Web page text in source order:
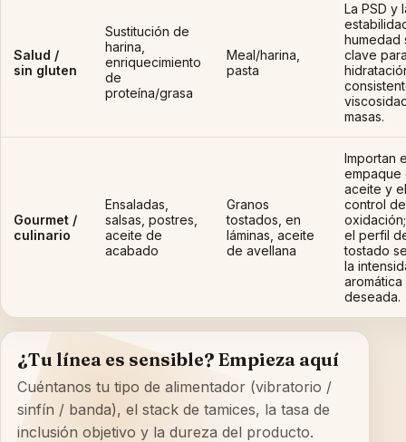
Salud /
sin gluten
Sustitución de
harina,
enriquecimiento
de
proteína/grasa
Meal/harina,
pasta
La PSD y
humedad
clave
masas.
Gourmet /
culinario
Ensaladas,
salsas, postres,
aceite de
acabado
Granos
tostados, en
láminas, aceite
de avellana
Importan
empaque
aceite y el
control de
el perfil
tostado
la
aromática
deseada.
¿Tu línea es sensible? Empieza aquí
Cuéntanos tu tipo de alimentador (vibratorio /
sinfín / banda), el stack de tamices, la tasa de
inclusión objetivo y la dureza del producto.